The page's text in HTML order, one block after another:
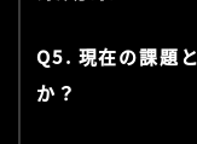
Q5. 現在の課題
か？